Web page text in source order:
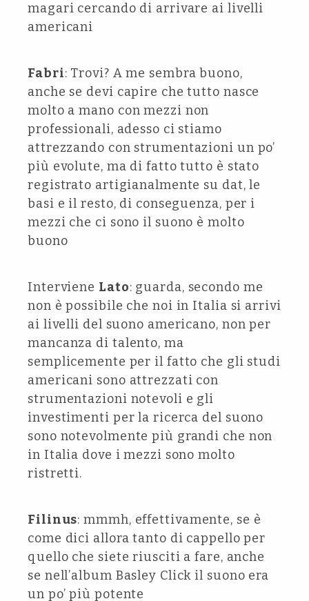
magari cercando di arrivare ai livelli
americani
Fabri: Trovi? A me sembra buono,
anche se devi capire che tutto nasce
molto a mano con mezzi non
professionali, adesso ci stiamo
attrezzando con strumentazioni un po’
più evolute, ma di fatto tutto è stato
registrato artigianalmente su dat, le
basi e il resto, di conseguenza, per i
mezzi che ci sono il suono è molto
buono
Interviene Lato: guarda, secondo me
non è possibile che noi in Italia si arrivi
ai livelli del suono americano, non per
mancanza di talento, ma
semplicemente per il fatto che gli studi
americani sono attrezzati con
strumentazioni notevoli e gli
investimenti per la ricerca del suono
sono notevolmente più grandi che non
in Italia dove i mezzi sono molto
ristretti.
Filinus: mmmh, effettivamente, se è
come dici allora tanto di cappello per
quello che siete riusciti a fare, anche
se nell’album Basley Click il suono era
un po’ più potente